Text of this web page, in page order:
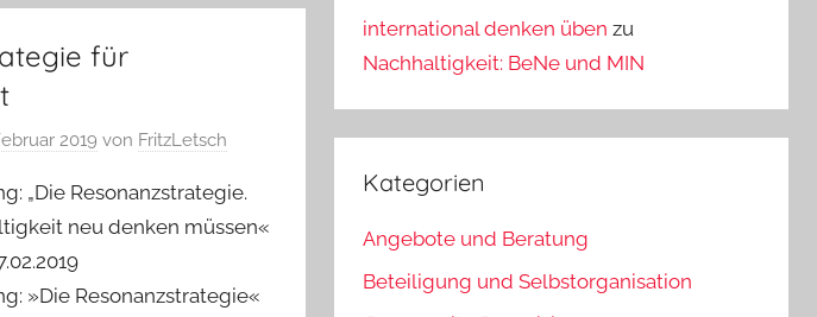
für
2019 von FritzLetsch
„Die Resonanzstrategie.
neu denken müssen«
»Die Resonanzstrategie«
international denken üben zu
Nachhaltigkeit: BeNe und MIN
Kategorien
Angebote und Beratung
Beteiligung und Selbstorganisation